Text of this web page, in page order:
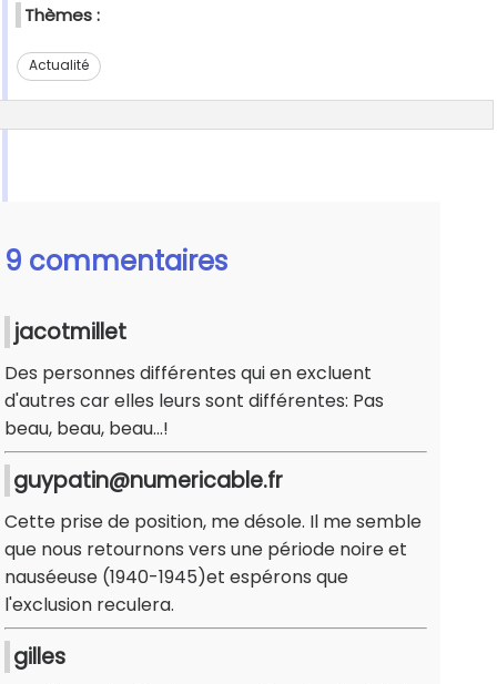
Thèmes :
Actualité
9 commentaires
jacotmillet
Des personnes différentes qui en excluent
d'autres car elles leurs sont différentes: Pas
beau, beau, beau...!
guypatin@numericable.fr
Cette prise de position, me désole. Il me semble
que nous retournons vers une période noire et
nauséeuse (1940-1945)et espérons que
l'exclusion reculera.
gilles